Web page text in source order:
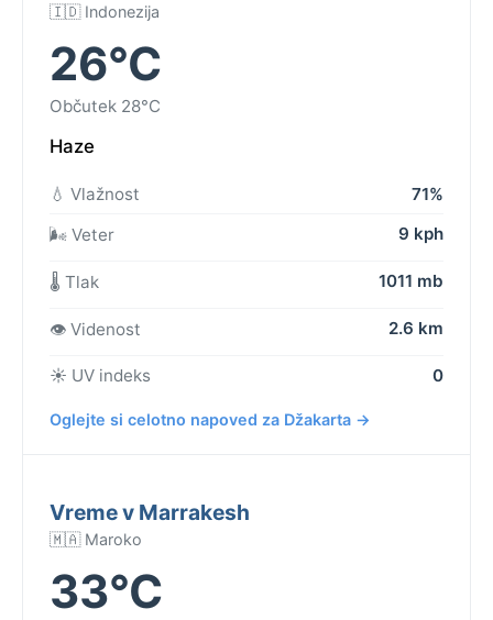
🇮🇩 Indonezija
26°C
Občutek 28°C
Haze
💧 Vlažnost
71%
🌬️ Veter
9 kph
🌡️ Tlak 1011 mb
👁️ Videnost 2.6 km
☀️ UV indeks 0
Oglejte si celotno napoved za Džakarta →
Vreme v Marrakesh
🇲🇦 Maroko
33°C